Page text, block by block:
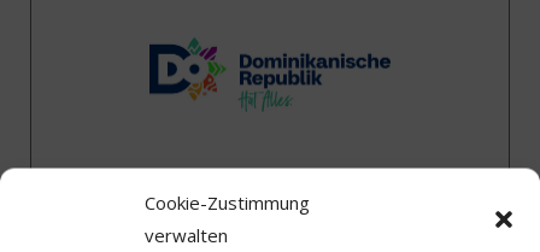
Cookie-Zustimmung
verwalten
40 Jahre ICJ – Wir gratulieren